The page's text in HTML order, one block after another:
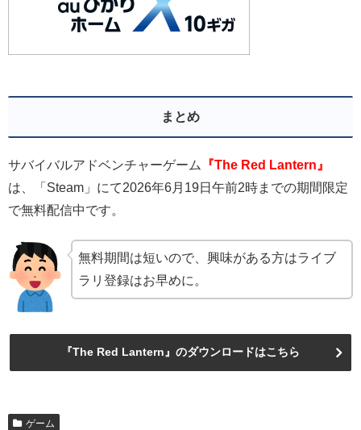
まとめ
サバイバルアドベンチャーゲーム 『The Red Lantern 』
は、「Steam」にて2026年6月19日午前2時までの期間限定
で無料配信中です。
無料期間は短いので、興味がある方はライブ
ラリ登録はお早めに。
『The Red Lantern』のダウンロードはこちら
ゲーム